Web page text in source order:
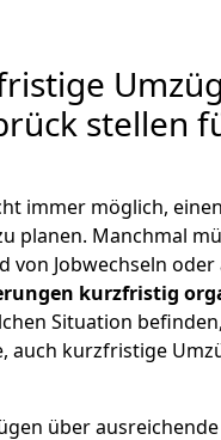
stellen
immer möglich,
planen. Manchmal
von Jobwechseln
kurzfristig
Situation
auch kurzfristige
über